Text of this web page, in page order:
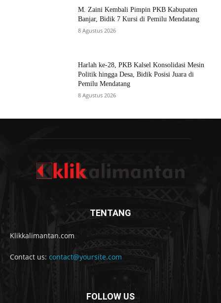
M. Zaini Kembali Pimpin PKB Kabupaten
Banjar, Bidik 7 Kursi di Pemilu Mendatang
8 Agustus 2026
Harlah ke-28, PKB Kalsel Konsolidasi Mesin
Politik hingga Desa, Bidik Posisi Juara di
Pemilu Mendatang
8 Agustus 2026
TENTANG
Klikkalimantan.com
Contact us: contact@yoursite.com
FOLLOW US